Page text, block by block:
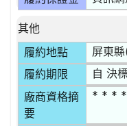
其他
履約地點
屏東
履約期限 自 決
廠商資格摘
要
* * *